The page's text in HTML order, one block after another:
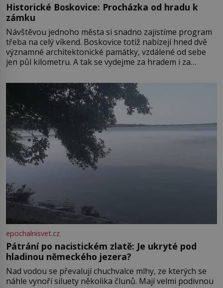
Historické Boskovice: Procházka od hradu k
zámku
Návštěvou jednoho města si snadno zajistíme program
třeba na celý víkend. Boskovice totiž nabízejí hned dvě
významné architektonické památky, vzdálené od sebe
jen půl kilometru. A tak se vydejme za hradem i za
Boskovice na okraji Drahanské vrchoviny vznikla někdy
ve13. století, a už v roce 1313 kronikáři zaznamenali
epochalnisvet.cz
Pátrání po nacistickém zlatě: Je ukryté pod
hladinou německého jezera?
Nad vodou se převalují chuchvalce mlhy, ze kterých se
náhle vynoří siluety několika člunů. Mají velmi podivnou